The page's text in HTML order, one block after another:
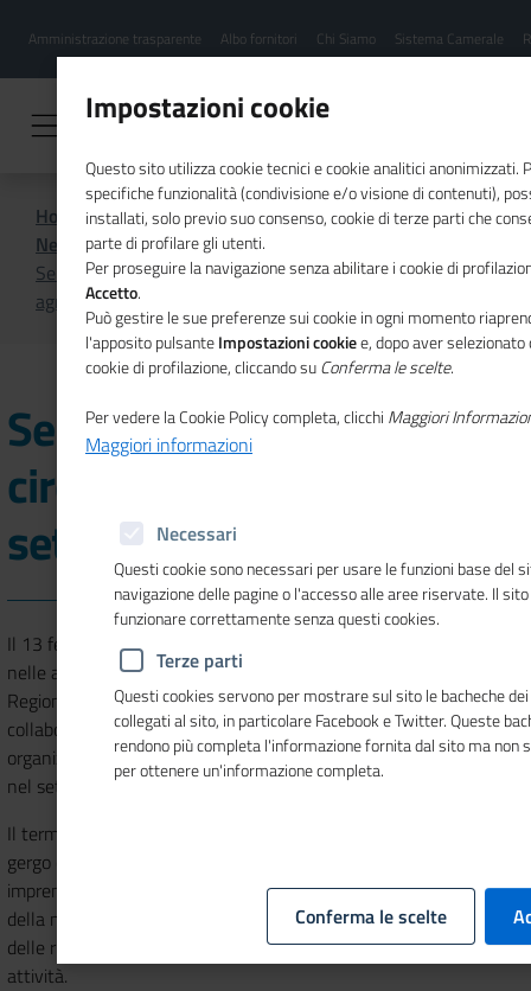
contenuto
Menu
hamburgher
Amministrazione trasparente Albo fornitori Chi Siamo Sistema Camerale
Home CSR
Comunicazione
News di CSR
Seminario "Economia circolare: prospettive nel settore
agroindustriale"
Seminario "Economia
circolare: prospettive nel
settore agroindustriale"
Il 13 febbraio a Verona, il 14 febbraio a Treviso e in streaming
nelle altre
Camere di Commercio
Regionale Ambiente della C.C.I.A.A. di Venezia Rovigo, in
collaborazione con le Camere di Treviso-Belluno e Verona,
organizza
due seminaridedicati al tema dell’economia circolare
nel settore agroindustriale.
Il termine “Economia circolare” non si sta solo diffondendo nel
gergo comune, ma attecchisce sempre più nella realtà del tessuto
imprenditoriale, diventando parte integrante
della mission aziendale, che intravede nella gestione sostenibile
delle risorse un’opportunità di crescita e sviluppo della propria
attività.
Impostazioni cookie
Questo sito utilizza cookie tecnici e cookie analitici anonimizzati.
specifiche funzionalità (condivisione e/o visione di contenuti),
installati, solo previo suo consenso, cookie di terze parti che
parte di profilare gli utenti.
Per proseguire la navigazione senza abilitare i cookie di
Accetto.
Può gestire le sue preferenze sui cookie in ogni momento
l'apposito pulsanteImpostazioni cookiee, dopo aver
cookie di profilazione, cliccando suConferma le scelte.
Per vedere la Cookie Policy completa, clicchi Maggiori
Maggiori informazioni
Necessari
Questi cookie sono necessari per usare le funzioni base del
navigazione delle pagine o l'accesso alle aree riservate. Il
funzionare correttamente senza questi cookies.
Terze parti
Questi cookies servono per mostrare sul sito le bacheche
collegati al sito, in particolare Facebook e Twitter. Queste
rendono più completa l'informazione fornita dal sito ma non
per ottenere un'informazione completa.
Conferma le scelte